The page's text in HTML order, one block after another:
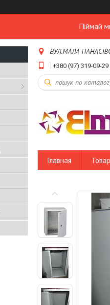
Піймай
ВУЛ.МАЛА
+380 (97) 319-09-29
Главная